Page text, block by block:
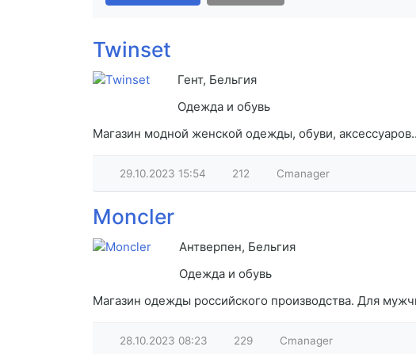
Twinset
Гент, Бельгия
Одежда и обувь
Магазин модной женской одежды, обуви,
29.10.2023 15:54 212 Cmanager
Moncler
Антверпен, Бельгия
Одежда и обувь
Магазин одежды российского производства. Для
28.10.2023 08:23 229 Cmanager